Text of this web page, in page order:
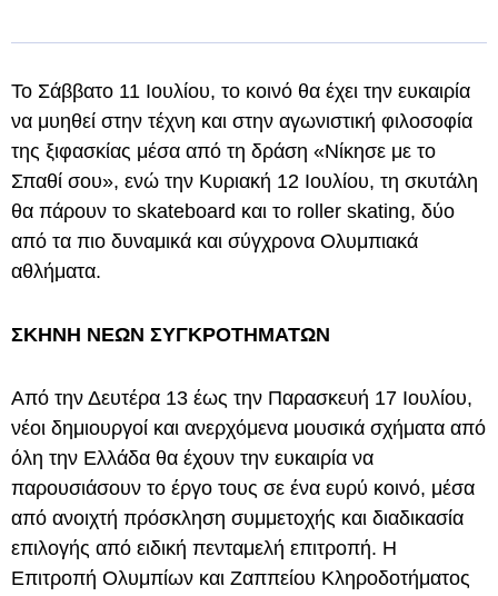
Το Σάββατο 11 Ιουλίου, το κοινό θα έχει την ευκαιρία
να μυηθεί στην τέχνη και στην αγωνιστική φιλοσοφία
της ξιφασκίας μέσα από τη δράση «Νίκησε με το
Σπαθί σου», ενώ την Κυριακή 12 Ιουλίου, τη σκυτάλη
θα πάρουν το skateboard και το roller skating, δύο
από τα πιο δυναμικά και σύγχρονα Ολυμπιακά
αθλήματα.
ΣΚΗΝΗ ΝΕΩΝ ΣΥΓΚΡΟΤΗΜΑΤΩΝ
Από την Δευτέρα 13 έως την Παρασκευή 17 Ιουλίου,
νέοι δημιουργοί και ανερχόμενα μουσικά σχήματα από
όλη την Ελλάδα θα έχουν την ευκαιρία να
παρουσιάσουν το έργο τους σε ένα ευρύ κοινό, μέσα
από ανοιχτή πρόσκληση συμμετοχής και διαδικασία
επιλογής από ειδική πενταμελή επιτροπή. Η
Επιτροπή Ολυμπίων και Ζαππείου Κληροδοτήματος